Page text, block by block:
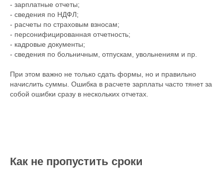
- зарплатные отчеты;
- сведения по НДФЛ;
- расчеты по страховым взносам;
- персонифицированная отчетность;
- кадровые документы;
- сведения по больничным, отпускам, увольнениям и пр.
При этом важно не только сдать формы, но и правильно
начислить суммы. Ошибка в расчете зарплаты часто тянет за
собой ошибки сразу в нескольких отчетах.
Как не пропустить сроки